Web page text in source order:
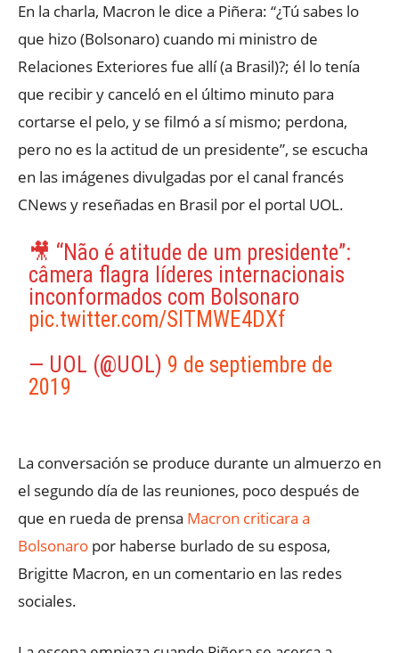
En la charla, Macron le dice a Piñera: “¿Tú sabes lo
que hizo (Bolsonaro) cuando mi ministro de
Relaciones Exteriores fue allí (a Brasil)?; él lo tenía
que recibir y canceló en el último minuto para
cortarse el pelo, y se filmó a sí mismo; perdona,
pero no es la actitud de un presidente”, se escucha
en las imágenes divulgadas por el canal francés
CNews y reseñadas en Brasil por el portal UOL.
🎥 “Não é atitude de um presidente”:
câmera flagra líderes internacionais
inconformados com Bolsonaro
pic.twitter.com/SITMWE4DXf
— UOL (@UOL) 9 de septiembre de
2019
La conversación se produce durante un almuerzo en
el segundo día de las reuniones, poco después de
que en rueda de prensa Macron criticara a
Bolsonaro por haberse burlado de su esposa,
Brigitte Macron, en un comentario en las redes
sociales.